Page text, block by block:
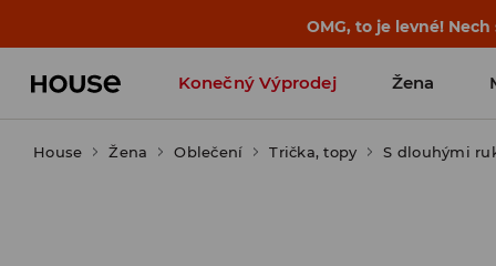
-30 % na PRODUKT DNE 🛍️
Konečný Výprodej Žena
House Žena Oblečení Trička, topy S dlouhými